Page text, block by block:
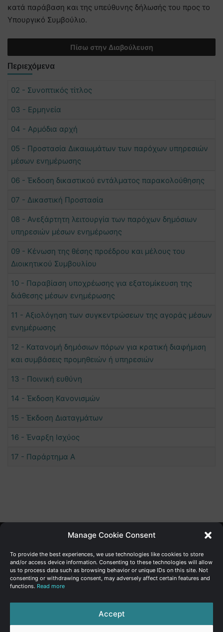
Manage Cookie Consent
To provide the best experiences, we use technologies like cookies to store
and/or access device information. Consenting to these technologies will allow
us to process data such as browsing behavior or unique IDs on this site. Not
consenting or withdrawing consent, may adversely affect certain features and
functions. Read more
Accept
κατά παράβαση και της υπεύθυνης δήλωσής του προς το
Υπουργικό Συμβούλιο.
Πίσω στην Διαβούλευση
Περιεχόμενα
02 - Συνοπτικός τίτλος
03 - Ερμηνεία
04 - Αρμόδια αρχή
05 - Προστασία Δικαιωμάτων των παρόχων υπηρεσιών
μέσων ενημέρωσης
06 - Έκδοση δικαστικού εντάλματος παρακολούθησης
07 - Δικαστική Προστασία
08 - Ανεξάρτητη λειτουργία των παρόχων δημόσιων
υπηρεσιών μέσων ενημέρωσης
09 - Κένωση της θέσης προέδρου και μέλους του
Διοικητικού Συμβουλίου
10 - Παραβίαση υποχρέωσης για εξατομίκευση της
διάθεσης μέσων ενημέρωσης
11 - Αξιολόγηση των συγκεντρώσεων της αγοράς μέσων
ενημέρωσης
12 - Κατανομή δημόσιων πόρων για κρατική διαφήμιση
και συμβάσεις προμηθειών ή υπηρεσιών
13 - Ποινική ευθύνη
14 - Έκδοση Κανονισμών
15 - Έκδοση Διαταγμάτων
16 - Έναρξη Ισχύος
17 - Παράρτημα Α
Γενική Διεύθυνση Ανάπτυξης
Υπουργείο Οικονομικών | Κυπριακή Δημοκρατία
Ιστ: